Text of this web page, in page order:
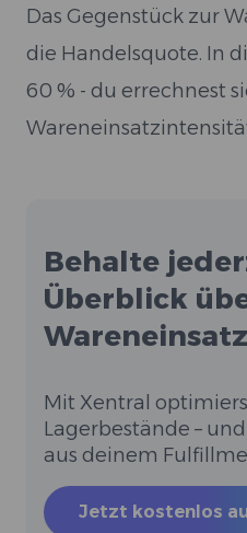
Das Gegenstück zur
die Handelsquote. In
60 % - du errechnest
Behalte
Überblick
Wareneinsatz
Mit Xentral
Lagerbestände –
aus deinem
Jetzt kostenlos